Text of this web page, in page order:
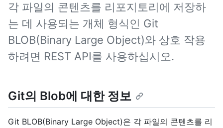
각 파일의 콘텐츠를 리포지토리에 저장하
는 데 사용되는 개체 형식인 Git
BLOB(Binary Large Object)와 상호 작용
하려면 REST API를 사용하십시오.
Git의 Blob에 대한 정보
Git BLOB(Binary Large Object)은 각 파일의 콘텐츠를 리